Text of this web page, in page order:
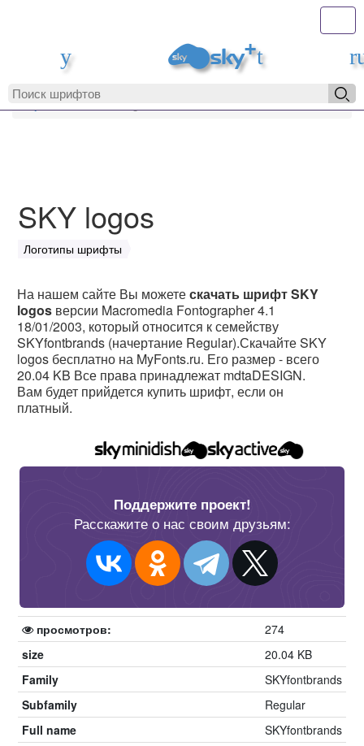
MyFonts.ru
SKY logos
Логотипы шрифты
На нашем сайте Вы можетескачать шрифт SKY
logos версии Macromedia Fontographer 4.1
18/01/2003, который относится к семейству
SKYfontbrands (начертание Regular).Скачайте SKY
logos бесплатно на MyFonts.ru. Его размер - всего
20.04 KB Все права принадлежат mdtaDESIGN.
Вам будет прийдется купить шрифт, если он
платный.
Поддержите проект!
Расскажите о нас своим друзьям:
просмотров:
274
size
20.04 KB
Family
SKYfontbrands
Subfamily
Regular
Full name
SKYfontbrands